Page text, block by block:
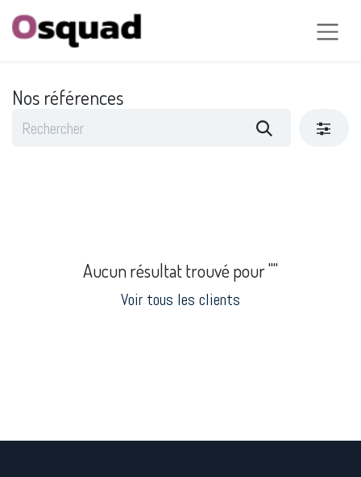
Se rendre au contenu
Nos références
Aucun résultat trouvé pour ""
Voir tous les clients